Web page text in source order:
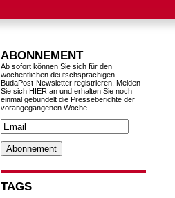
ABONNEMENT
Ab sofort können Sie sich für den
wöchentlichen deutschsprachigen
BudaPost-Newsletter registrieren. Melden
Sie sich HIER an und erhalten Sie noch
einmal gebündelt die Presseberichte der
vorangegangenen Woche.
TAGS